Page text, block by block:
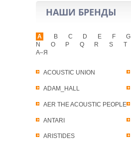
НАШИ БРЕНДЫ
A
ACOUSTIC UNION
ADAM_HALL
AER THE ACOUSTIC PEOPLE
ANTARI
ARISTIDES
B C D E F G
N
O P Q R S T
А–Я